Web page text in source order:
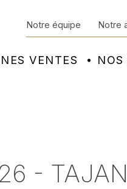
VENTES
Notre équipe Notre
-